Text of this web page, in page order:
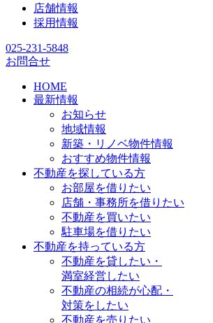
店舗情報
採用情報
025-231-5848
お問合せ
HOME
最新情報
お知らせ
地域情報
新築・リノベ物件情報
おすすめ物件情報
不動産を探している方
お部屋を借りたい
店舗・事務所を借りたい
不動産を買いたい
駐車場を借りたい
不動産を持っている方
不動産を貸したい・
満室経営したい
不動産の相続が心配・
対策をしたい
不動産を売りたい